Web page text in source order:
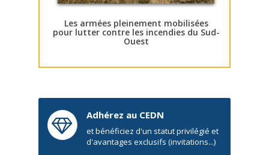
Les armées pleinement mobilisées
pour lutter contre les incendies du Sud-
Ouest
Adhérez au CEDN
et bénéficiez d'un statut privilégié et
d'avantages exclusifs (invitations...)